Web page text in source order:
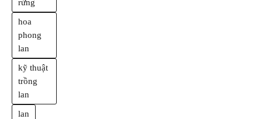
rừng
hoa
phong
lan
kỹ thuật
trồng
lan
lan